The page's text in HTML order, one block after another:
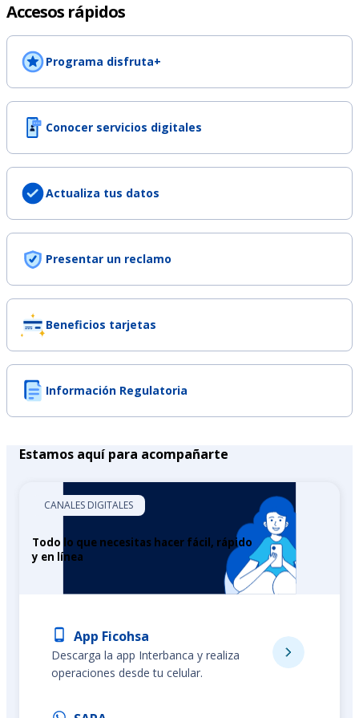
Accesos rápidos
Programa disfruta+
Conocer servicios digitales
Actualiza tus datos
Presentar un reclamo
Beneficios tarjetas
Información Regulatoria
Estamos aquí para acompañarte
CANALES DIGITALES
Todo lo que necesitas hacer fácil, rápido
y en línea
App Ficohsa
Descarga la app Interbanca y realiza
operaciones desde tu celular.